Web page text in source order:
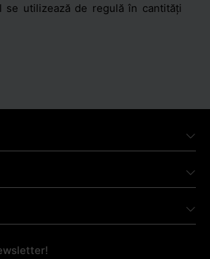
se utilizează de regulă în cantități